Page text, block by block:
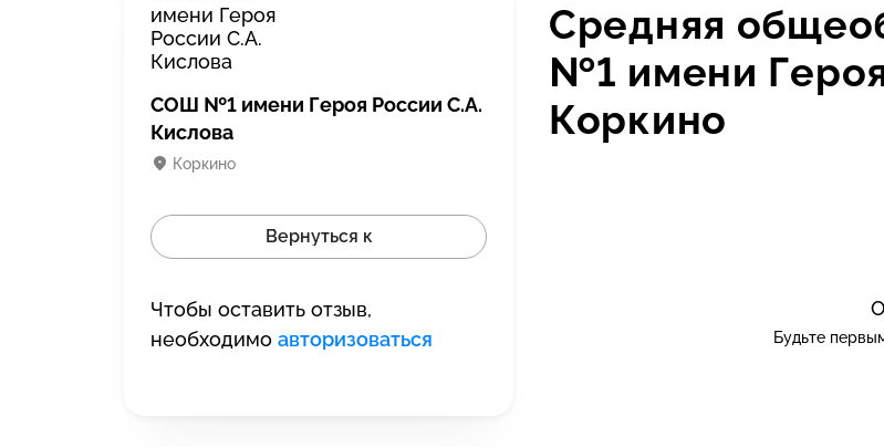
СОШ №1 имени Героя России С.А.
Кислова
Коркино
Вернуться к
Чтобы оставить отзыв,
необходимо авторизоваться
Средняя
№1 имени
Коркино
Будьте